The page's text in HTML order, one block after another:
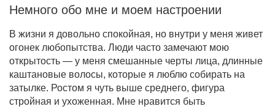
Немного обо мне и моем настроении
В жизни я довольно спокойная, но внутри у меня живет
огонек любопытства. Люди часто замечают мою
открытость — у меня смешанные черты лица, длинные
каштановые волосы, которые я люблю собирать на
затылке. Ростом я чуть выше среднего, фигура
стройная и ухоженная. Мне нравится быть